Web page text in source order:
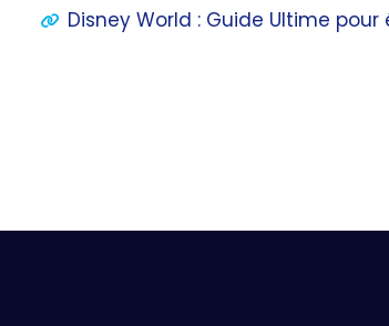
Disney World : Guide Ultime